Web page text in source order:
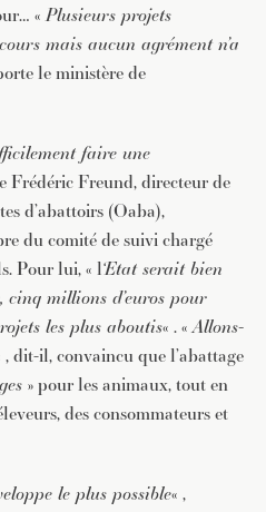
«Plusieurs projets
mais aucun agrément n’a
le ministère de
faire une
Frédéric Freund, directeur de
d’abattoirs (Oaba),
du comité de suivi chargé
Pour lui, « l‘Etat serait bien
millions d’euros pour
les plus aboutis« . «Allons-
, dit-il, convaincu que l’abattage
» pour les animaux, tout en
des consommateurs et
le plus possible« ,